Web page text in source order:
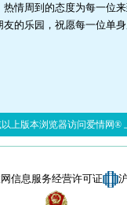
情周到的态度为每一位
的乐园，祝愿每一位单
上版本浏览器访问爱情网®
信息服务经营许可证